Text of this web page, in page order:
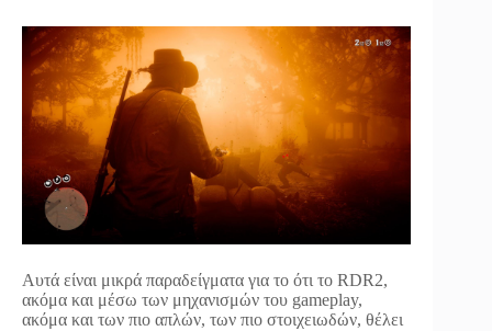
Αυτά είναι μικρά παραδείγματα για το ότι το RDR2,
ακόμα και μέσω των μηχανισμών του gameplay,
ακόμα και των πιο απλών, των πιο στοιχειωδών, θέλει